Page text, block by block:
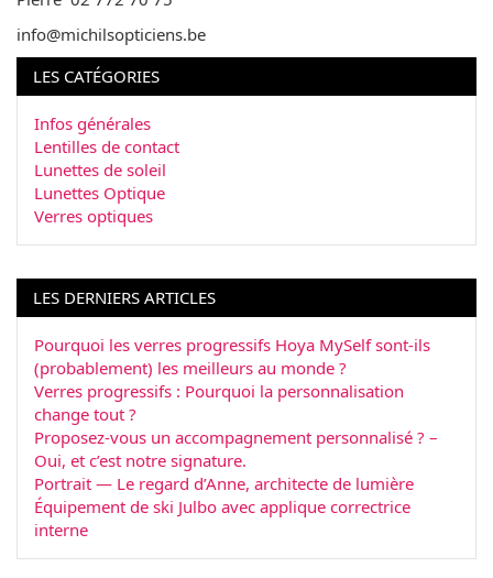
info@michilsopticiens.be
LES CATÉGORIES
Infos générales
Lentilles de contact
Lunettes de soleil
Lunettes Optique
Verres optiques
LES DERNIERS ARTICLES
Pourquoi les verres progressifs Hoya MySelf sont-ils
(probablement) les meilleurs au monde ?
Verres progressifs : Pourquoi la personnalisation
change tout ?
Proposez-vous un accompagnement personnalisé ? –
Oui, et c’est notre signature.
Portrait — Le regard d’Anne, architecte de lumière
Équipement de ski Julbo avec applique correctrice
interne